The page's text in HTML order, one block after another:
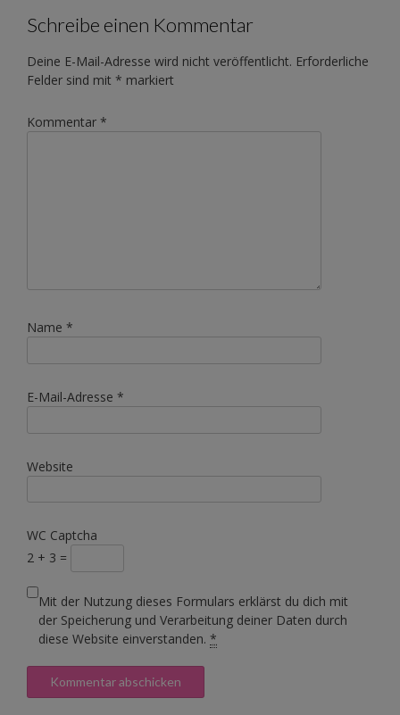
Schreibe einen Kommentar
Deine E-Mail-Adresse wird nicht veröffentlicht. Erforderliche
Felder sind mit * markiert
Kommentar *
Name *
E-Mail-Adresse *
Website
WC Captcha
2 + 3 =
Mit der Nutzung dieses Formulars erklärst du dich mit
der Speicherung und Verarbeitung deiner Daten durch
diese Website einverstanden. *